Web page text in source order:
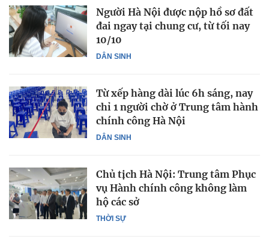
DÂN SINH
Người Hà Nội được nộp hồ sơ đất
đai ngay tại chung cư, từ tối nay
10/10
DÂN SINH
Từ xếp hàng dài lúc 6h sáng, nay
chỉ 1 người chờ ở Trung tâm hành
chính công Hà Nội
THỜI SỰ
Chủ tịch Hà Nội: Trung tâm Phục
vụ Hành chính công không làm
hộ các sở